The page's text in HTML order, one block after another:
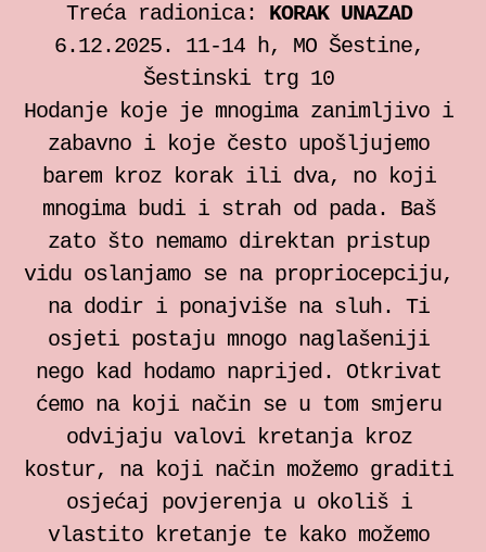
Treća radionica: KORAK UNAZAD
6.12.2025. 11-14 h, MO Šestine,
Šestinski trg 10
Hodanje koje je mnogima zanimljivo i
zabavno i koje često upošljujemo
barem kroz korak ili dva, no koji
mnogima budi i strah od pada. Baš
zato što nemamo direktan pristup
vidu oslanjamo se na propriocepciju,
na dodir i ponajviše na sluh. Ti
osjeti postaju mnogo naglašeniji
nego kad hodamo naprijed. Otkrivat
ćemo na koji način se u tom smjeru
odvijaju valovi kretanja kroz
kostur, na koji način možemo graditi
osjećaj povjerenja u okoliš i
vlastito kretanje te kako možemo